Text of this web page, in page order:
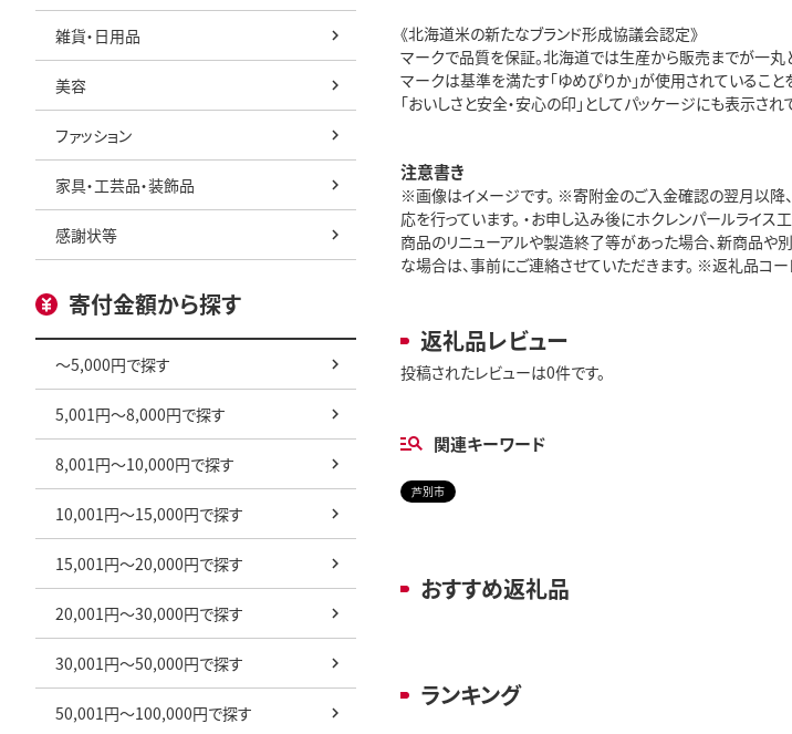
雑貨・日用品
美容
ファッション
家具・工芸品・装飾品
感謝状等
寄付金額から探す
～5,000円で探す
5,001円～8,000円で探す
8,001円～10,000円で探す
10,001円～15,000円で探す
15,001円～20,000円で探す
20,001円～30,000円で探す
30,001円～50,000円で探す
50,001円～100,000円で探す
《北海道米の新たなブランド形成協議会認定》
マークで品質を保証。北海道では生産から販売までが一丸と
マークは基準を満たす「ゆめぴりか」が使用されていること
「おいしさと安全・安心の印」としてパッケージにも表示され
注意書き
※画像はイメージです。 ※寄附金のご入金確認の翌月以降
応を行っています。 ・お申し込み後にホクレンパールライ
商品のリニューアルや製造終了等があった場合、新商品
な場合は、事前にご連絡させていただきます。 ※返礼品コ
返礼品レビュー
投稿されたレビューは0件です。
関連キーワード
芦別市
おすすめ返礼品
ランキング